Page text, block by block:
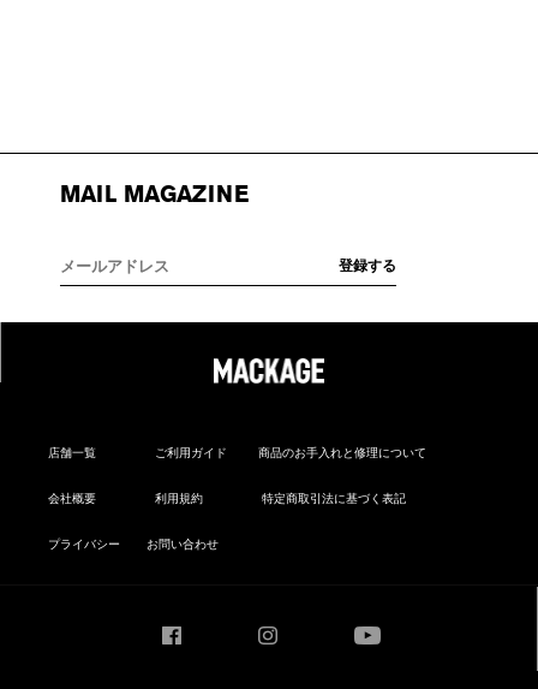
MAIL MAGAZINE
店舗一覧 ご利用ガイド 商品のお手入れと修理について
会社概要 利用規約 特定商取引法に基づく表記
プライバシー お問い合わせ
Instagram